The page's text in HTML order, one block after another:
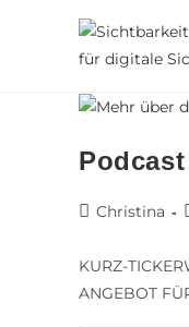
Christina
KURZ-
ANGEBOT